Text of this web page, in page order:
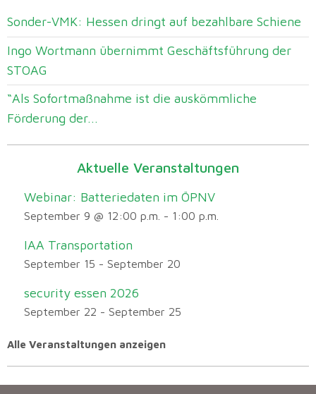
Sonder-VMK: Hessen dringt auf bezahlbare Schiene
Ingo Wortmann übernimmt Geschäftsführung der
STOAG
“Als Sofortmaßnahme ist die auskömmliche
Förderung der...
Aktuelle Veranstaltungen
Webinar: Batteriedaten im ÖPNV
September 9 @ 12:00 p.m. - 1:00 p.m.
IAA Transportation
September 15 - September 20
security essen 2026
September 22 - September 25
Alle Veranstaltungen anzeigen